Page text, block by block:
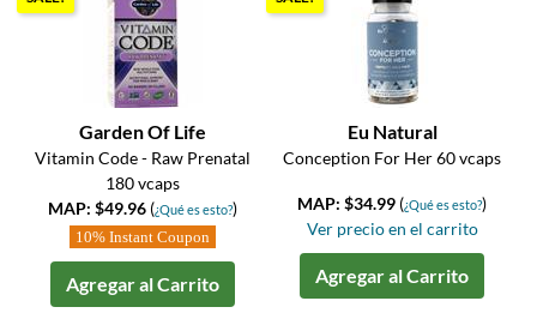
Garden Of Life
Vitamin Code - Raw Prenatal
180 vcaps
MAP: $49.96 (¿Qué es esto?)
10% Instant Coupon
Agregar al Carrito
Eu Natural
Conception For Her 60 vcaps
MAP: $34.99 (¿Qué es esto?)
Ver precio en el carrito
Agregar al Carrito